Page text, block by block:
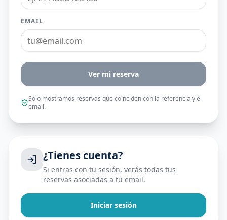
EMAIL
Ver mi reserva
Solo mostramos reservas que coinciden con la referencia y el
email.
¿Tienes cuenta?
Si entras con tu sesión, verás todas tus
reservas asociadas a tu email.
Iniciar sesión